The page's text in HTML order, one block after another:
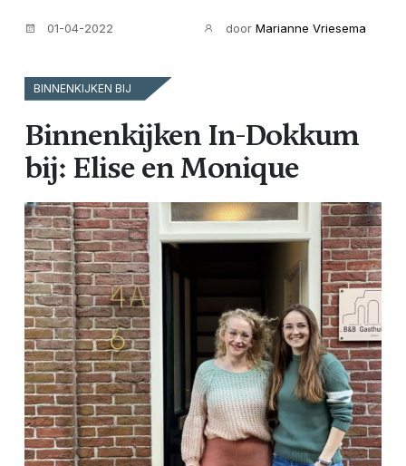
01-04-2022 door Marianne Vriesema
BINNENKIJKEN BIJ
Binnenkijken In-Dokkum
bij: Elise en Monique